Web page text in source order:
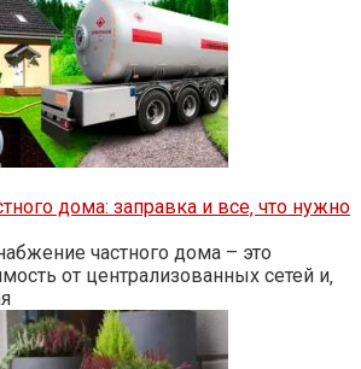
дома: заправка и все‚ что нужно
частного дома – это
от централизованных сетей и‚